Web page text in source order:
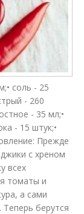
соль - 25
- 260
- 35 мл;•
- 15 штук;•
Прежде
с хреном
всех
томаты и
а сами
берутся